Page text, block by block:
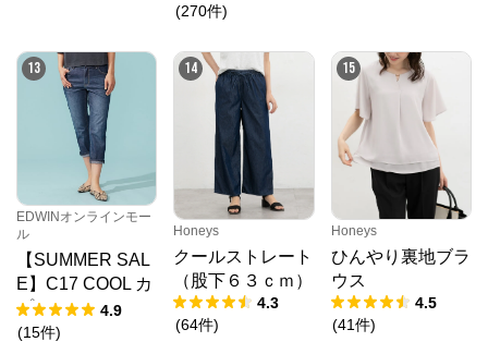
ャー
(270件)
13
EDWINオンラインモー
ル
【SUMMER SAL
E】C17 COOL カ
プリ デニムパン
ツ【涼】
4.9
(15件)
14
Honeys
クールストレート
（股下６３ｃｍ）
4.3
(64件)
15
Honeys
ひんやり裏地ブラ
ウス
4.5
(41件)